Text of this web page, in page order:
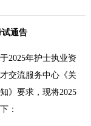
试通告
2025年护士执业资
交流服务中心《关
》要求，现将2025
：